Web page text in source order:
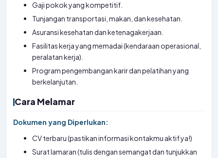
Gaji pokok yang kompetitif.
Tunjangan transportasi, makan, dan kesehatan.
Asuransi kesehatan dan ketenagakerjaan.
Fasilitas kerja yang memadai (kendaraan operasional,
peralatan kerja).
Program pengembangan karir dan pelatihan yang
berkelanjutan.
Cara Melamar
Dokumen yang Diperlukan:
CV terbaru (pastikan informasi kontakmu aktif ya!)
Surat lamaran (tulis dengan semangat dan tunjukkan